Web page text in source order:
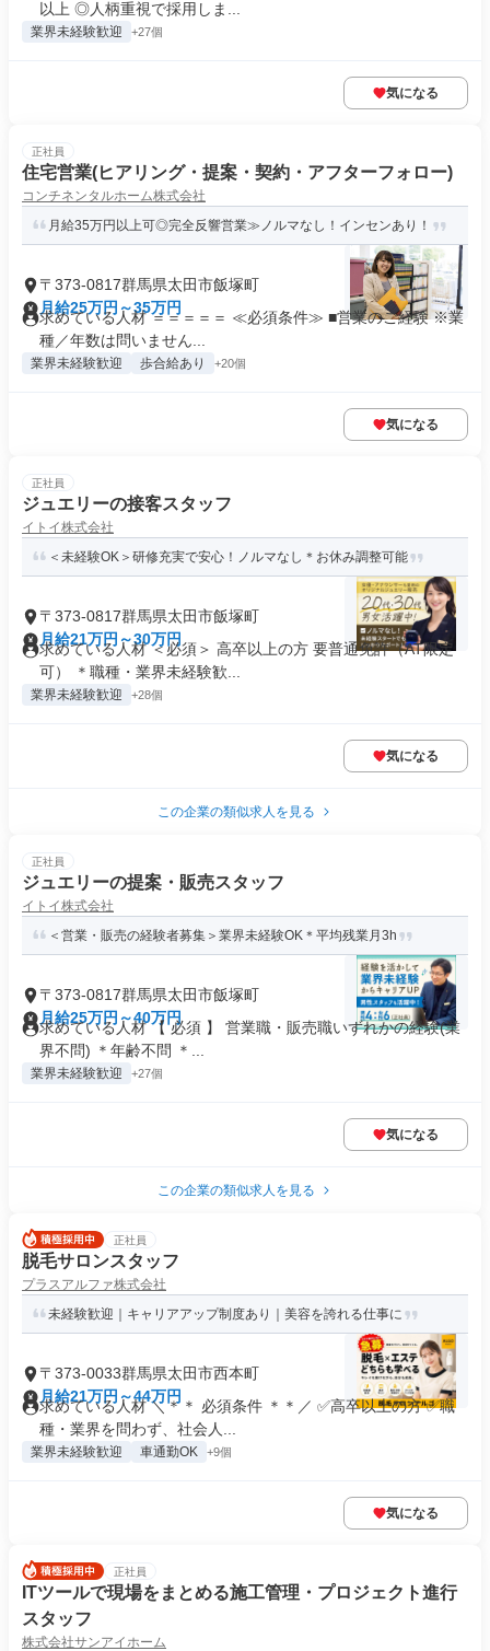
以上 ◎人柄重視で採用しま...
業界未経験歓迎 +27個
気になる
正社員
住宅営業(ヒアリング・提案・契約・アフターフォロー)
コンチネンタルホーム株式会社
月給35万円以上可◎完全反響営業≫ノルマなし！インセンあり！
〒373-0817群馬県太田市飯塚町
月給25万円～35万円
求めている人材 ＝＝＝＝＝ ≪必須条件≫ ■営業のご経験 ※業
種／年数は問いません...
業界未経験歓迎 歩合給あり +20個
気になる
正社員
ジュエリーの接客スタッフ
イトイ株式会社
＜未経験OK＞研修充実で安心！ノルマなし＊お休み調整可能
〒373-0817群馬県太田市飯塚町
月給21万円～30万円
求めている人材 ＜必須＞ 高卒以上の方 要普通免許（AT限定
可） ＊職種・業界未経験歓...
業界未経験歓迎 +28個
気になる
この企業の類似求人を見る
正社員
ジュエリーの提案・販売スタッフ
イトイ株式会社
＜営業・販売の経験者募集＞業界未経験OK＊平均残業月3h
〒373-0817群馬県太田市飯塚町
月給25万円～40万円
求めている人材 【 必須 】 営業職・販売職いずれかの経験(業
界不問) ＊年齢不問 ＊...
業界未経験歓迎 +27個
気になる
この企業の類似求人を見る
正社員
脱毛サロンスタッフ
プラスアルファ株式会社
未経験歓迎｜キャリアアップ制度あり｜美容を誇れる仕事に
〒373-0033群馬県太田市西本町
月給21万円～44万円
求めている人材 ＼＊＊ 必須条件 ＊＊／ ✅高卒以上の方 ✅職
種・業界を問わず、社会人...
業界未経験歓迎 車通勤OK +9個
気になる
正社員
ITツールで現場をまとめる施工管理・プロジェクト進行
スタッフ
株式会社サンアイホーム